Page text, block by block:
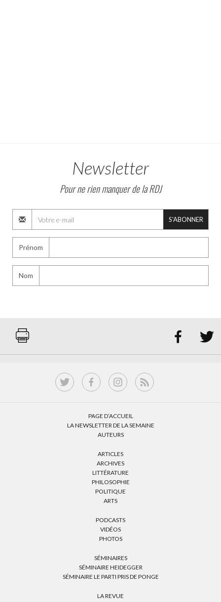
Newsletter
Pour ne rien manquer de la RDJ
S'ABONNER
Prénom
Nom
 
PAGE D’ACCUEIL
LA NEWSLETTER DE LA SEMAINE
AUTEURS
ARTICLES
ARCHIVES
LITTÉRATURE
PHILOSOPHIE
POLITIQUE
ARTS
PODCASTS
VIDÉOS
PHOTOS
SÉMINAIRES
SÉMINAIRE HEIDEGGER
SÉMINAIRE LE PARTI PRIS DE PONGE
LA REVUE